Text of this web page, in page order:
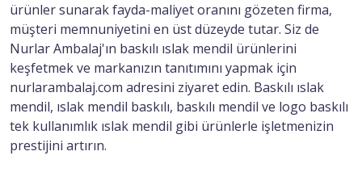
ürünler sunarak fayda-maliyet oranını gözeten firma,
müşteri memnuniyetini en üst düzeyde tutar. Siz de
Nurlar Ambalaj'ın baskılı ıslak mendil ürünlerini
keşfetmek ve markanızın tanıtımını yapmak için
nurlarambalaj.com adresini ziyaret edin. Baskılı ıslak
mendil, ıslak mendil baskılı, baskılı mendil ve logo baskılı
tek kullanımlık ıslak mendil gibi ürünlerle işletmenizin
prestijini artırın.